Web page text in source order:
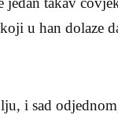
u han dolaze
i sad